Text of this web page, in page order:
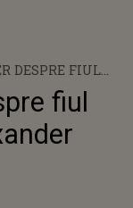
DESPRE FIUL
ALEXANDER
fiul